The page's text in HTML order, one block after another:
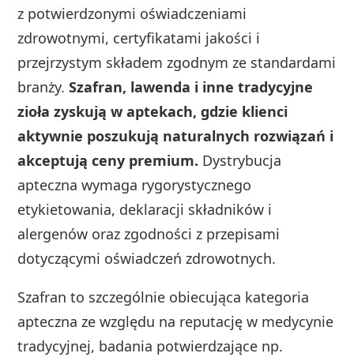
z potwierdzonymi oświadczeniami
zdrowotnymi, certyfikatami jakości i
przejrzystym składem zgodnym ze standardami
branży.Szafran, lawenda i inne tradycyjne
zioła zyskują w aptekach, gdzie klienci
aktywnie poszukują naturalnych rozwiązań i
akceptują ceny premium. Dystrybucja
apteczna wymaga rygorystycznego
etykietowania, deklaracji składników i
alergenów oraz zgodności z przepisami
dotyczącymi oświadczeń zdrowotnych.
Szafran to szczególnie obiecująca kategoria
apteczna ze względu na reputację w medycynie
tradycyjnej, badania potwierdzające np.